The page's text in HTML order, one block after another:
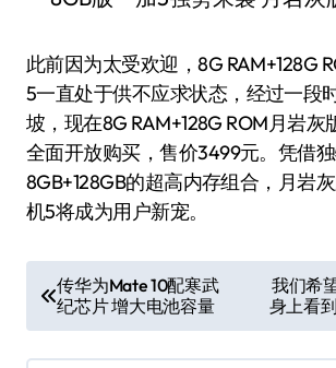
此前因为太受欢迎，8G RAM+128G
5一直处于供不应求状态，经过一段
坡，现在8G RAM+128G ROM月岩灰
全面开放购买，售价3499元。凭借
8GB+128GB的超高内存组合，月岩
机5将成为用户新宠。
章
导
传华为Mate 10配寒武
纪芯片 增大电池容量
我们希
身上看